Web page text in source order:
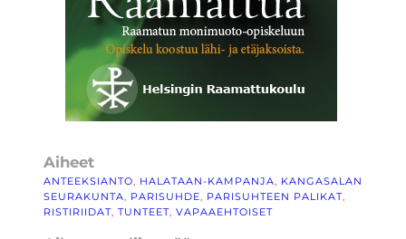
Aiheet
ANTEEKSIANTO, HALATAAN-KAMPANJA, KANGASALAN
SEURAKUNTA, PARISUHDE, PARISUHTEEN PALIKAT
RISTIRIIDAT, TUNTEET, VAPAAEHTOISET